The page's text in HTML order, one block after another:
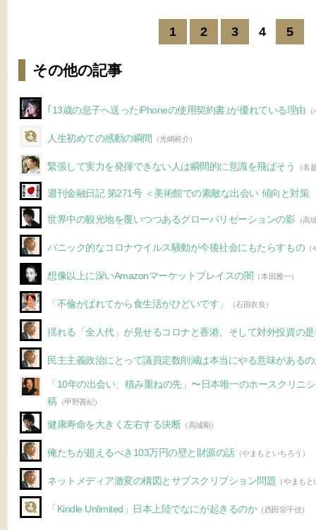
1 2 3 4 5
その他の記事
｢13歳の息子へ送ったiPhoneの使用契約書｣が優れている理由
人生初めての感動の瞬間 （光嶋裕介）
緊張して実力を発揮できない人は瞬間的に意識を飛ばそう （名
週刊金融日記 第271号 ＜美術館での素敵な出会い 傾向と対
世界中の観光地を覆いつつあるグローバリゼーションの影（高
パニック的なコロナウイルス騒動が今後社会にもたらすもの（
想像以上に深いAmazonマーケットプレイスの闇 （本田雅一）
「不倫がばれてから食生活がひどいです」 （石田衣良）
揺れる「全人代」が見せるコロナと香港、そして対外投資の
民主主義政治にとって議員定数削減は本当にやる意味がある
「10年の出会い、積み重ねの先」〜日本唯一のホースクリニ
稿 （甲野善紀）
健康寿命を大きく左右する決断（高城剛）
俺たちが超えるべき103万円の壁と財源の話（やまもといちろう）
ネットメディア激変の構図とサブスクリプション問題 （やまも
「Kindle Unlimited」日本上陸でなにが起きるのか（西田宗千佳）